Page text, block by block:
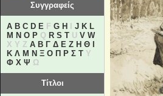
Συγγραφείς
A B C D E F G H J K L
M N O P Q R S T U V W
X Y Z Α Β Γ Δ Ε Ζ Η Θ
Κ Λ Μ Ν Ξ Ο Π Ρ Σ Τ Υ
Φ Χ Ψ Ω
Τίτλοι